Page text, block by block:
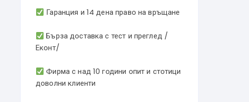
Гаранция и 14 дена право на връщане
Бърза доставка с тест и преглед /
Еконт/
Фирма с над 10 години опит и стотици
доволни клиенти